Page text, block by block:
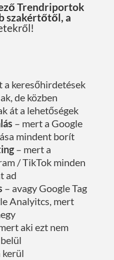
Trendriportok
szakértőtől, a
a keresőhirdetések
de közben
át a lehetőségek
– mert a Google
mindent borít
– mert a
/ TikTok minden
ad
– avagy Google Tag
Analyitcs, mert
aki ezt nem
kerül